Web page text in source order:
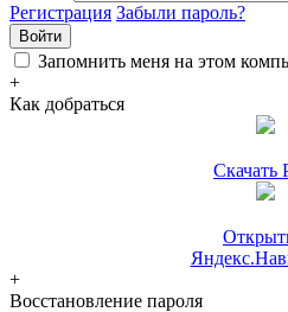
Регистрация Забыли пароль?
Войти
Запомнить меня на этом
+
Как добраться
Скачать
+
Восстановление пароля